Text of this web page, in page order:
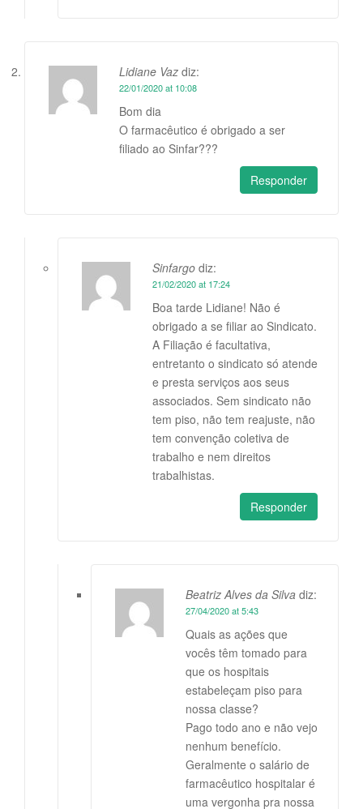
Lidiane Vaz diz:
22/01/2020 at 10:08
Bom dia
O farmacêutico é obrigado a ser
filiado ao Sinfar???
Responder
Sinfargo diz:
21/02/2020 at 17:24
Boa tarde Lidiane! Não é
obrigado a se filiar ao Sindicato.
A Filiação é facultativa,
entretanto o sindicato só atende
e presta serviços aos seus
associados. Sem sindicato não
tem piso, não tem reajuste, não
tem convenção coletiva de
trabalho e nem direitos
trabalhistas.
Responder
Beatriz Alves da Silva diz:
27/04/2020 at 5:43
Quais as ações que
vocês têm tomado para
que os hospitais
estabeleçam piso para
nossa classe?
Pago todo ano e não vejo
nenhum benefício.
Geralmente o salário de
farmacêutico hospitalar é
uma vergonha pra nossa